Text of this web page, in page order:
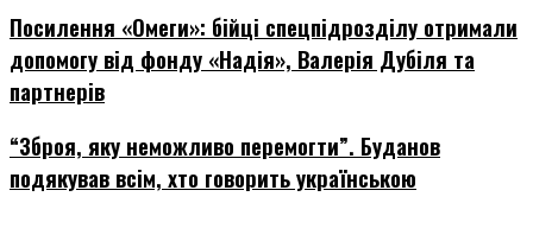
Посилення «Омеги»: бійці спецпідрозділу отримали
допомогу від фонду «Надія», Валерія Дубіля та
партнерів
“Зброя, яку неможливо перемогти”. Буданов
подякував всім, хто говорить українською